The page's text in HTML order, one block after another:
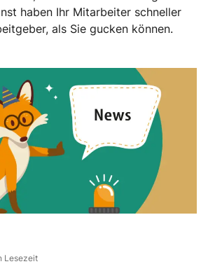
haben Ihr Mitarbeiter schneller
als Sie gucken können.
Lesezeit